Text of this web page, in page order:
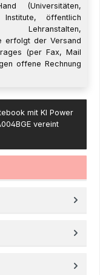
(Universitäten,
Institute, öffentlich
erfolgt der Versand
(per Fax, Mail
offene Rechnung
mit KI Power
vereint